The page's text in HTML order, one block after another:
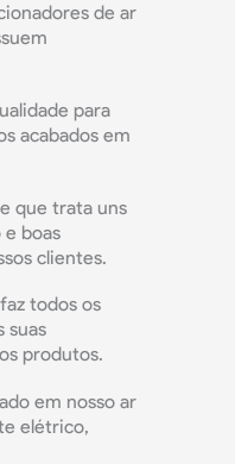
de ar
para
acabados em
que trata uns
boas
clientes.
todos os
suas
produtos.
em nosso ar
elétrico,